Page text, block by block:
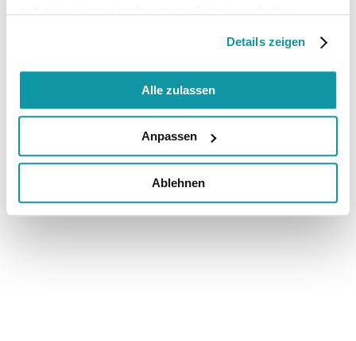
Details zeigen
Alle zulassen
Anpassen
Ablehnen